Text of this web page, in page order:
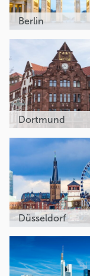
Berlin
Dortmund
Düsseldorf